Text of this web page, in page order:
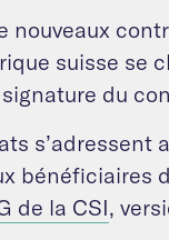
nouveaux
suisse se
du
s’adressent
bénéficiaires
de la CSI,